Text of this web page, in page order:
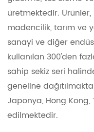
üretmektedir.
madencilik, tarım ve
sanayi ve diğer
kullanılan 300'den
sahip sekiz seri
geneline
Japonya, Hong
edilmektedir.